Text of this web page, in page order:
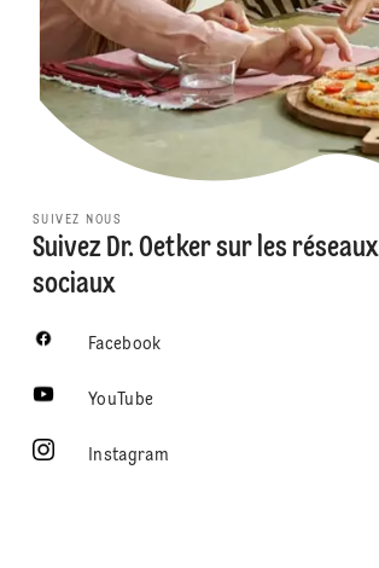
SUIVEZ NOUS
Suivez Dr. Oetker sur les réseaux
sociaux
Facebook
YouTube
Instagram